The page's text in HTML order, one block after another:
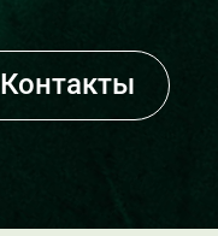
Контакты